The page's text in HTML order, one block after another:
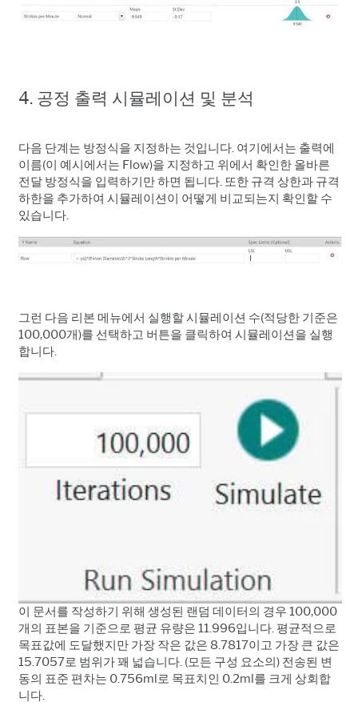
4. 공정 출력 시뮬레이션 및 분석
다음 단계는 방정식을 지정하는 것입니다. 여기에서는 출력에
이름(이 예시에서는 Flow)을 지정하고 위에서 확인한 올바른
전달 방정식을 입력하기만 하면 됩니다. 또한 규격 상한과 규격
하한을 추가하여 시뮬레이션이 어떻게 비교되는지 확인할 수
있습니다.
그런 다음 리본 메뉴에서 실행할 시뮬레이션 수(적당한 기준은
100,000개)를 선택하고 버튼을 클릭하여 시뮬레이션을 실행
합니다.
이 문서를 작성하기 위해 생성된 랜덤 데이터의 경우 100,000
개의 표본을 기준으로 평균 유량은 11.996입니다. 평균적으로
목표값에 도달했지만 가장 작은 값은 8.7817이고 가장 큰 값은
15.7057로 범위가 꽤 넓습니다. (모든 구성 요소의) 전송된 변
동의 표준 편차는 0.756ml로 목표치인 0.2ml를 크게 상회합
니다.